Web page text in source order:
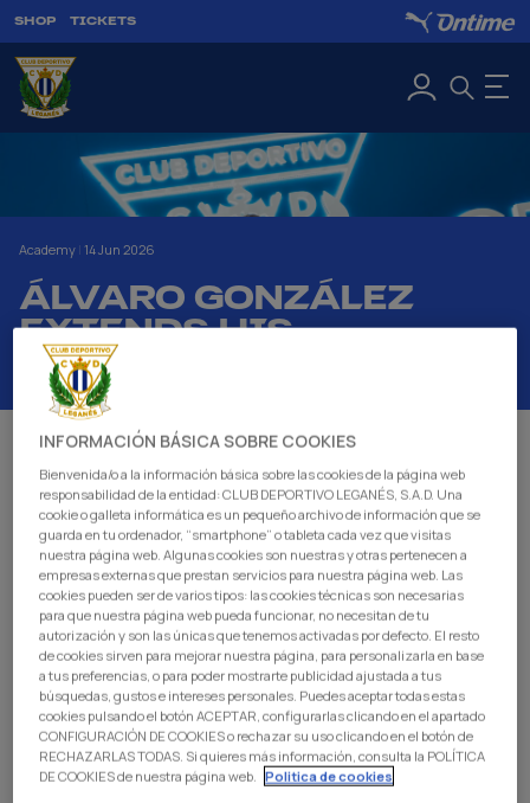
SHOP TICKETS
Academy | 14 Jun 2026
ÁLVARO GONZÁLEZ
EXTENDS HIS
CONTRACT UNTIL 2028
the homegrown player Álvaro González García-
Nieto.
Alvaritoarrived to the pepinero club in the infantile
category and since then has been progressing in each
formative stage of the Cantera Pepinera. The past
season he disputed 32 matches, scoring 3 goals, with
the pepinero reserve team in Group 5 of Tercera RFEF
and disputing the promotion play-off to Segunda
Federación.
A midfielder who highlights for his associative capacity,
leadership, and vision of play.
INFORMACIÓN BÁSICA SOBRE COOKIES
Bienvenida/o a la información básica sobre las cookies de la página web
responsabilidad de la entidad: CLUB DEPORTIVO LEGANÉS, S.A.D. Una
cookie o galleta informática es un pequeño archivo de información que se
guarda en tu ordenador, “smartphone” o tableta cada vez que visitas
nuestra página web. Algunas cookies son nuestras y otras pertenecen a
empresas externas que prestan servicios para nuestra página web. Las
cookies pueden ser de varios tipos: las cookies técnicas son necesarias
para que nuestra página web pueda funcionar, no necesitan de tu
autorización y son las únicas que tenemos activadas por defecto. El resto
de cookies sirven para mejorar nuestra página, para personalizarla en base
a tus preferencias, o para poder mostrarte publicidad ajustada a tus
búsquedas, gustos e intereses personales. Puedes aceptar todas estas
cookies pulsando el botón ACEPTAR, configurarlas clicando en el apartado
CONFIGURACIÓN DE COOKIES o rechazar su uso clicando en el botón de
RECHAZARLAS TODAS. Si quieres más información, consulta la POLÍTICA
DE COOKIES de nuestra página web. Politica de cookies